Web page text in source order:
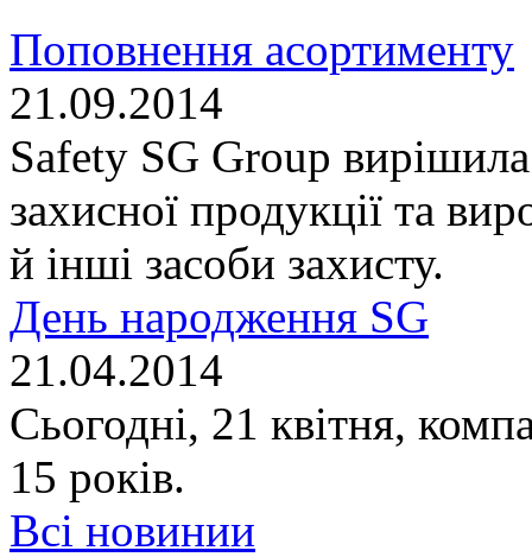
Поповнення асортименту
21.09.2014
Safety SG Group
захисної продукції та
й інші засоби захисту.
День народження SG
21.04.2014
Сьогодні, 21 квітня,
15 років.
Всі новинии